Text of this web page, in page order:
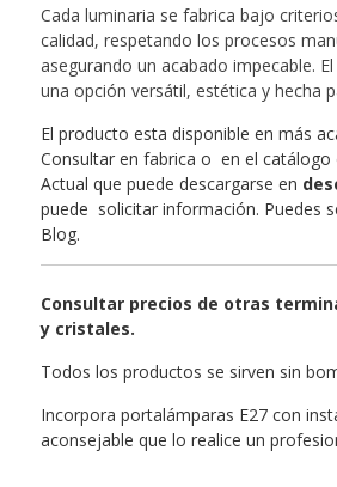
Cada luminaria se fabrica bajo
calidad, respetando los procesos
asegurando un acabado impecable.
una opción versátil, estética y hecha
El producto esta disponible en más
Consultar en fabrica o en el catálogo
Actual que puede descargarse en
puede solicitar información. Puedes
Blog.
Consultar precios de otras
y cristales.
Todos los productos se sirven sin
Incorpora portalámparas E27 con
aconsejable que lo realice un